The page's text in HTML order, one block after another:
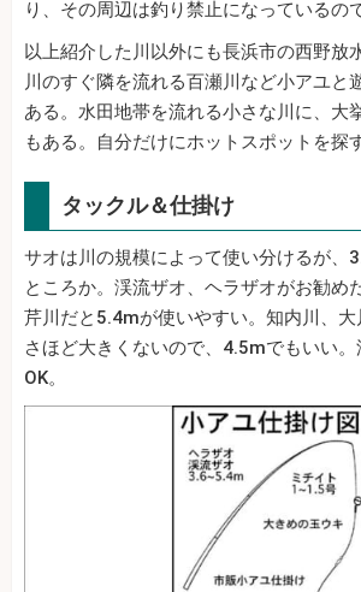
り、その周辺は釣り禁止になっているの
以上紹介した川以外にも長浜市の西野放
川のすぐ隣を流れる百瀬川など小アユと
ある。水田地帯を流れる小さな川に、大
もある。自分だけにホットスポットを探
タックル＆仕掛け
サオは川の規模によって使い分けるが、
ところか。渓流ザオ、ヘラザオがお勧め
芹川だと5.4mが使いやすい。知内川、
さほど大きくないので、4.5mでもいい
OK。